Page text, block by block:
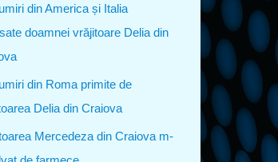
din America și Italia
doamnei vrăjitoare Delia din
din Roma primite de
Delia din Craiova
Mercedeza din Craiova m-